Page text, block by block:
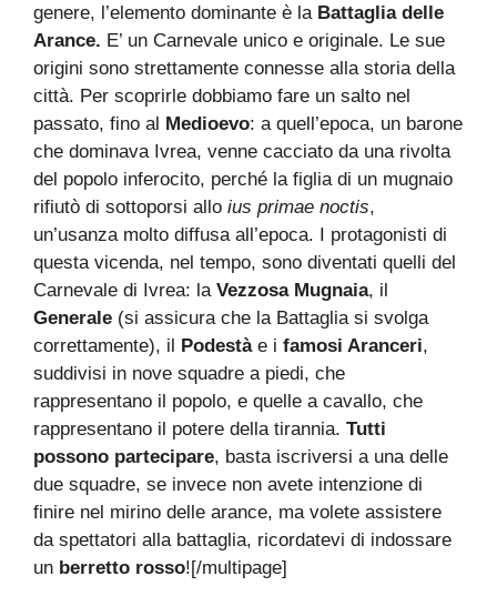
genere, l’elemento dominante è la Battaglia delle
Arance. E’ un Carnevale unico e originale. Le sue
origini sono strettamente connesse alla storia della
città. Per scoprirle dobbiamo fare un salto nel
passato, fino al Medioevo: a quell’epoca, un barone
che dominava Ivrea, venne cacciato da una rivolta
del popolo inferocito, perché la figlia di un mugnaio
rifiutò di sottoporsi allo ius primae noctis,
un’usanza molto diffusa all’epoca. I protagonisti di
questa vicenda, nel tempo, sono diventati quelli del
Carnevale di Ivrea: la Vezzosa Mugnaia, il
Generale (si assicura che la Battaglia si svolga
correttamente), il Podestàe i famosi Aranceri,
suddivisi in nove squadre a piedi, che
rappresentano il popolo, e quelle a cavallo, che
rappresentano il potere della tirannia. Tutti
possono partecipare, basta iscriversi a una delle
due squadre, se invece non avete intenzione di
finire nel mirino delle arance, ma volete assistere
da spettatori alla battaglia, ricordatevi di indossare
un berretto rosso![/multipage]